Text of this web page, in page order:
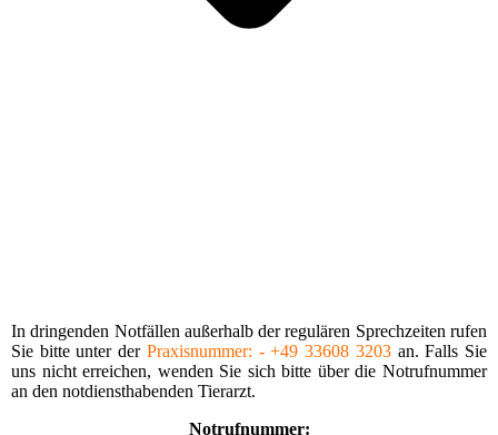
In dringenden Notfällen außerhalb der regu­lären Sprechzeiten rufen
Sie bitte unter der Praxis­nummer: - +49 33608 3203 an. Falls Sie
uns nicht erreichen, wenden Sie sich bitte über die Notrufnummer
an den notdiensthabenden Tierarzt.
Notrufnummer: